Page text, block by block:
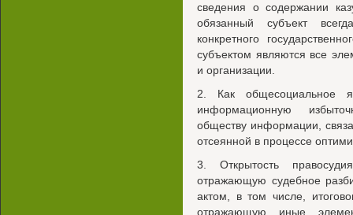
сведения о содержании
обязанный субъект
конкретного
субъектом являются все
и организации.
2. Как общесоциальное
информационную
обществу информации,
отсеянной в процессе
3. Открытость
отражающую судебное
актом, в том числе,
отражающую иные